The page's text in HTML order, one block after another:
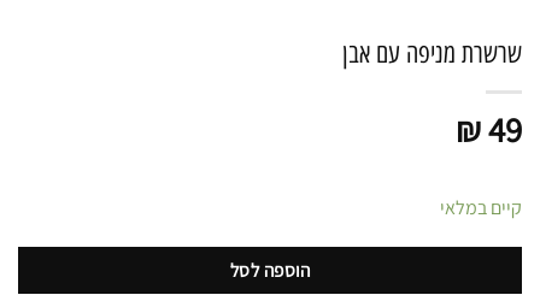
שרשרת מניפה עם אבן
₪49
קיים במלאי
הוספה לסל